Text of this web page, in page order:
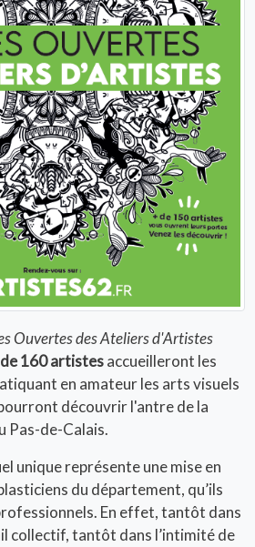
Ouvertes des Ateliers d'Artistes
160 artistesaccueilleront les
en amateur les arts visuels
découvrir l'antre de la
Pas-de-Calais.
unique représente une mise en
du département, qu’ils
En effet, tantôt dans
collectif, tantôt dans l’intimité de